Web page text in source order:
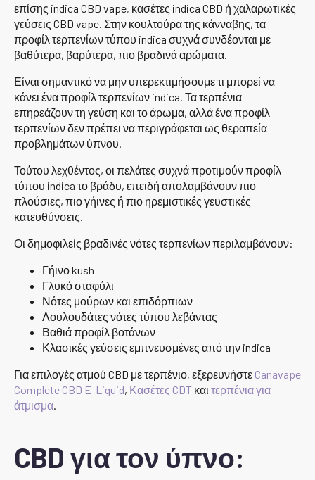
επίσης indica CBD vape, κασέτες indica CBD ή χαλαρωτικές
γεύσεις CBD vape. Στην κουλτούρα της κάνναβης, τα
προφίλ τερπενίων τύπου indica συχνά συνδέονται με
βαθύτερα, βαρύτερα, πιο βραδινά αρώματα.
Είναι σημαντικό να μην υπερεκτιμήσουμε τι μπορεί να
κάνει ένα προφίλ τερπενίων indica. Τα τερπένια
επηρεάζουν τη γεύση και το άρωμα, αλλά ένα προφίλ
τερπενίων δεν πρέπει να περιγράφεται ως θεραπεία
προβλημάτων ύπνου.
Τούτου λεχθέντος, οι πελάτες συχνά προτιμούν προφίλ
τύπου indica το βράδυ, επειδή απολαμβάνουν πιο
πλούσιες, πιο γήινες ή πιο ηρεμιστικές γευστικές
κατευθύνσεις.
Οι δημοφιλείς βραδινές νότες τερπενίων περιλαμβάνουν:
Γήινο kush
Γλυκό σταφύλι
Νότες μούρων και επιδόρπιων
Λουλουδάτες νότες τύπου λεβάντας
Βαθιά προφίλ βοτάνων
Κλασικές γεύσεις εμπνευσμένες από την indica
Για επιλογές ατμού CBD με τερπένιο, εξερευνήστε Canavape
Complete CBD E-Liquid, Κασέτες CDT και τερπένια για
άτμισμα.
CBD για τον ύπνο: